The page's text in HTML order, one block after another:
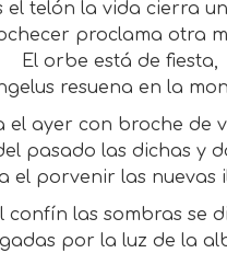
el telón la vida cierra
proclama otra
El orbe está de fiesta,
resuena en la
el ayer con broche de
pasado las dichas y
el porvenir las nuevas
confín las sombras se
por la luz de la